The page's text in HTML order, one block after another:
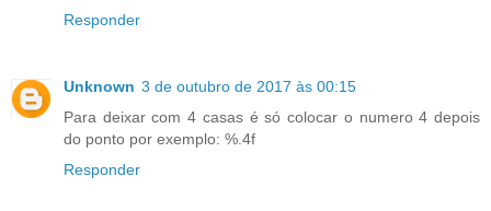
Responder
Unknown 3 de outubro de 2017 às 00:15
Para deixar com 4 casas é só colocar o numero 4 depois
do ponto por exemplo: %.4f
Responder